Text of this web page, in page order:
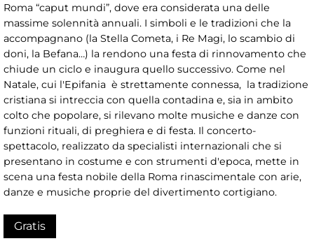
Roma “caput mundi”, dove era considerata una delle
massime solennità annuali. I simboli e le tradizioni che la
accompagnano (la Stella Cometa, i Re Magi, lo scambio di
doni, la Befana…) la rendono una festa di rinnovamento che
chiude un ciclo e inaugura quello successivo. Come nel
Natale, cui l'Epifania è strettamente connessa, la tradizione
cristiana si intreccia con quella contadina e, sia in ambito
colto che popolare, si rilevano molte musiche e danze con
funzioni rituali, di preghiera e di festa. Il concerto-
spettacolo, realizzato da specialisti internazionali che si
presentano in costume e con strumenti d'epoca, mette in
scena una festa nobile della Roma rinascimentale con arie,
danze e musiche proprie del divertimento cortigiano.
Gratis